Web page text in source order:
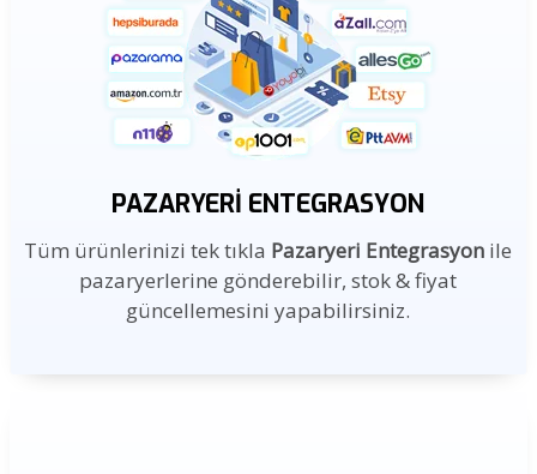
PAZARYERI ENTEGRASYON
Tüm ürünlerinizi tek tıkla Pazaryeri Entegrasyon ile
pazaryerlerine gönderebilir, stok & fiyat
güncellemesini yapabilirsiniz.